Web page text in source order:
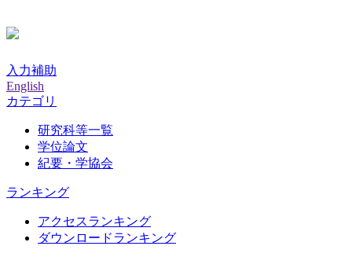
入力補助
English
カテゴリ
研究科等一覧
学位論文
紀要・学協会
ランキング
アクセスランキング
ダウンロードランキング